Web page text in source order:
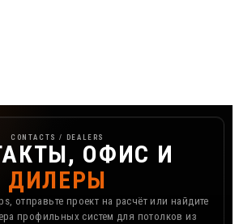
и дилеры FerGipps
CONTACTS / DEALERS
ОФИС И
ДИЛЕРЫ
отправьте проект на расчёт или найдите
профильных систем для потолков из